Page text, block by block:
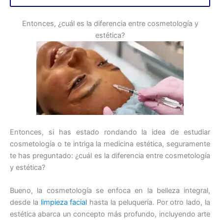
Entonces, ¿cuál es la diferencia entre cosmetología y
estética?
Entonces, si has estado rondando la idea de estudiar
cosmetología o te intriga la medicina estética, seguramente
te has preguntado: ¿cuál es la diferencia entre cosmetología
y estética?
Bueno, la cosmetología se enfoca en la belleza integral,
desde la limpieza facial hasta la peluquería. Por otro lado, la
estética abarca un concepto más profundo, incluyendo arte